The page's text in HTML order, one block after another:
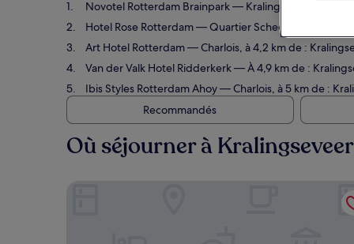
Novotel Rotterdam Brainpark— Kralingen-Crooswijk,
Hotel Rose Rotterdam— Quartier Scheepvaart, à 5
Art Hotel Rotterdam— Charlois, à 4,2 km de :
Van der Valk Hotel Ridderkerk— À 4,9 km de :
Ibis Styles Rotterdam Ahoy— Charlois, à 5 km de :
Recommandés
Où séjourner à